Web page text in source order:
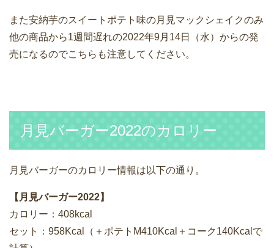
また安納芋のスイートポテト味の月見マックシェイクのみ
他の商品から1週間遅れの2022年9月14日（水）からの発
売になるのでこちらも注意してください。
月見バーガー2022のカロリー
月見バーガーのカロリー情報は以下の通り。
【月見バーガー2022】
カロリー：408kcal
セット：958Kcal（＋ポテトM410Kcal＋コーク140Kcalで